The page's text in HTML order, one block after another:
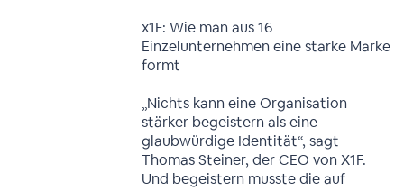
x1F: Wie man aus 16
Einzelunternehmen eine starke Marke
formt
„Nichts kann eine Organisation
stärker begeistern als eine
glaubwürdige Identität“, sagt
Thomas Steiner, der CEO von X1F.
Und begeistern musste die auf